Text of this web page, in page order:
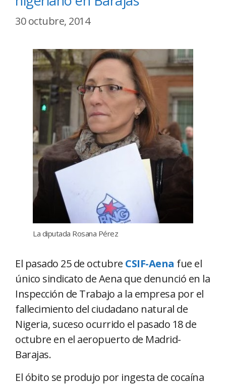
30 octubre, 2014
La diputada Rosana Pérez
El pasado 25 de octubre CSIF-Aena fue el
único sindicato de Aena que denunció en la
Inspección de Trabajo a la empresa por el
fallecimiento del ciudadano natural de
Nigeria, suceso ocurrido el pasado 18 de
octubre en el aeropuerto de Madrid-
Barajas.
El óbito se produjo por ingesta de cocaína